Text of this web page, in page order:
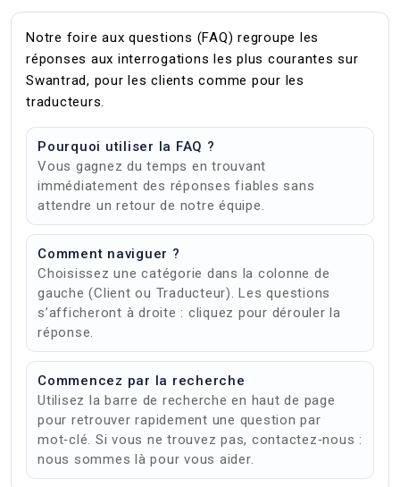
Notre foire aux questions (FAQ) regroupe les
réponses aux interrogations les plus courantes sur
Swantrad, pour les clients comme pour les
traducteurs.
Pourquoi utiliser la FAQ ?
Vous gagnez du temps en trouvant
immédiatement des réponses fiables sans
attendre un retour de notre équipe.
Comment naviguer ?
Choisissez une catégorie dans la colonne de
gauche (Client ou Traducteur). Les questions
s’afficheront à droite : cliquez pour dérouler la
réponse.
Commencez par la recherche
Utilisez la barre de recherche en haut de page
pour retrouver rapidement une question par
mot‑clé. Si vous ne trouvez pas, contactez‑nous :
nous sommes là pour vous aider.